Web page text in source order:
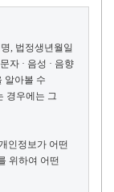
, 법정생년월일
자 · 음성 · 음향
알아볼 수
경우에는 그
인정보가 어떤
위하여 어떤